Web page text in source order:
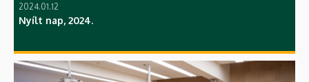
2024.01.12
Nyílt nap, 2024.